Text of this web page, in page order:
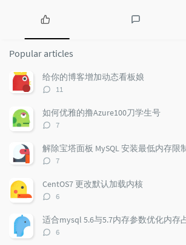
P
p
u
l
a
r
a
r
t
i
l
e
e
s
c
o
m
t
Popular articles
给你的博客增加动态看板娘
评
数：
11
如何优雅的撸Azure100刀学生号
评
数：
7
解除宝塔面板 MySQL 安装最低内存限
评
数：
7
CentOS7 更改默认加载内核
评
数：
6
适合mysql 5.6与5.7内存参数优化内存
评
6